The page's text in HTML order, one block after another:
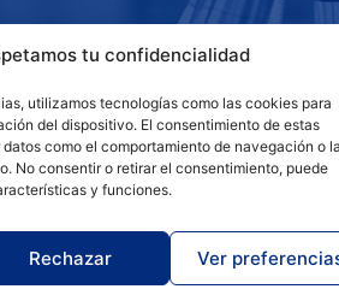
tu confidencialidad
utilizamos tecnologías como las cookies para
del dispositivo. El consentimiento de estas
como el comportamiento de navegación o
No consentir o retirar el consentimiento, puede
y funciones.
Rechazar Ver